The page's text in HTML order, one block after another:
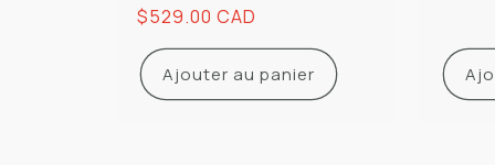
Prix
habituel
$529.00 CAD
Ajouter au panier